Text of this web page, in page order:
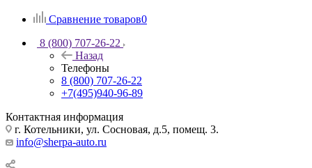
Сравнение товаров0
8 (800) 707-26-22
Назад
Телефоны
8 (800) 707-26-22
+7(495)940-96-89
Контактная информация
г. Котельники, ул. Сосновая, д.5, помещ. 3.
info@sherpa-auto.ru